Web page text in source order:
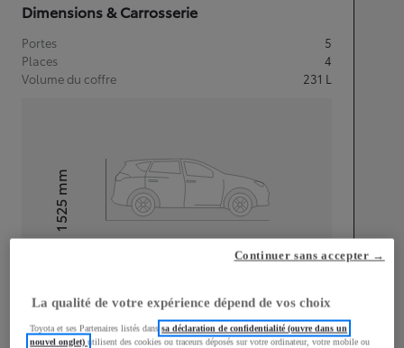
Dimensions & Carrosserie
Portes
5
Places
4
Volume du coffre
231 L
Hauteur1 525
mm
La qualité de votre expérience dépend de vos choix
Toyota et ses Partenaires listés danssa déclaration de confidentialité (ouvre dans un
nouvel onglet)utilisent des cookies ou traceurs déposés sur votre ordinateur, votre mobile ou
Continuer sans accepter →